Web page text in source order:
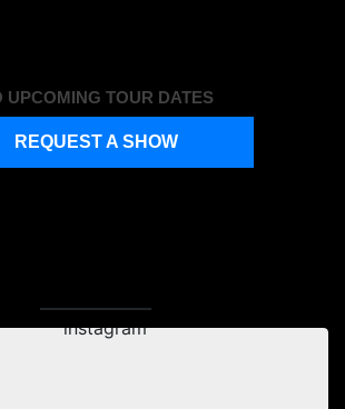
UPCOMING TOUR DATES
REQUEST A SHOW